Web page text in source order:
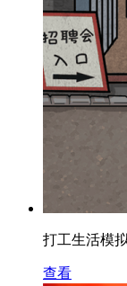
打工生活模
查看